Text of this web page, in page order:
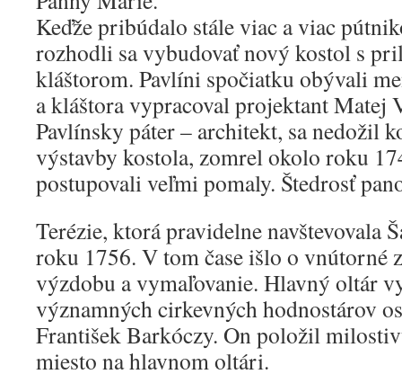
Keďže pribúdalo stále viac a viac
rozhodli sa vybudovať nový kostol s
kláštorom. Pavlíni spočiatku obývali
a kláštora vypracoval projektant Matej
Pavlínsky páter – architekt, sa nedožil
výstavby kostola, zomrel okolo roku
postupovali veľmi pomaly. Štedrosť
Terézie, ktorá pravidelne navštevovala
roku 1756. V tom čase išlo o vnútorné
výzdobu a vymaľovanie. Hlavný oltár
významných cirkevných hodnostárov
František Barkóczy. On položil
miesto na hlavnom oltári.